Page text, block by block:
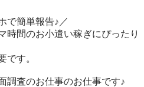
で簡単報告♪／
時間のお小遣い稼ぎにぴったり
です。
調査のお仕事のお仕事です♪